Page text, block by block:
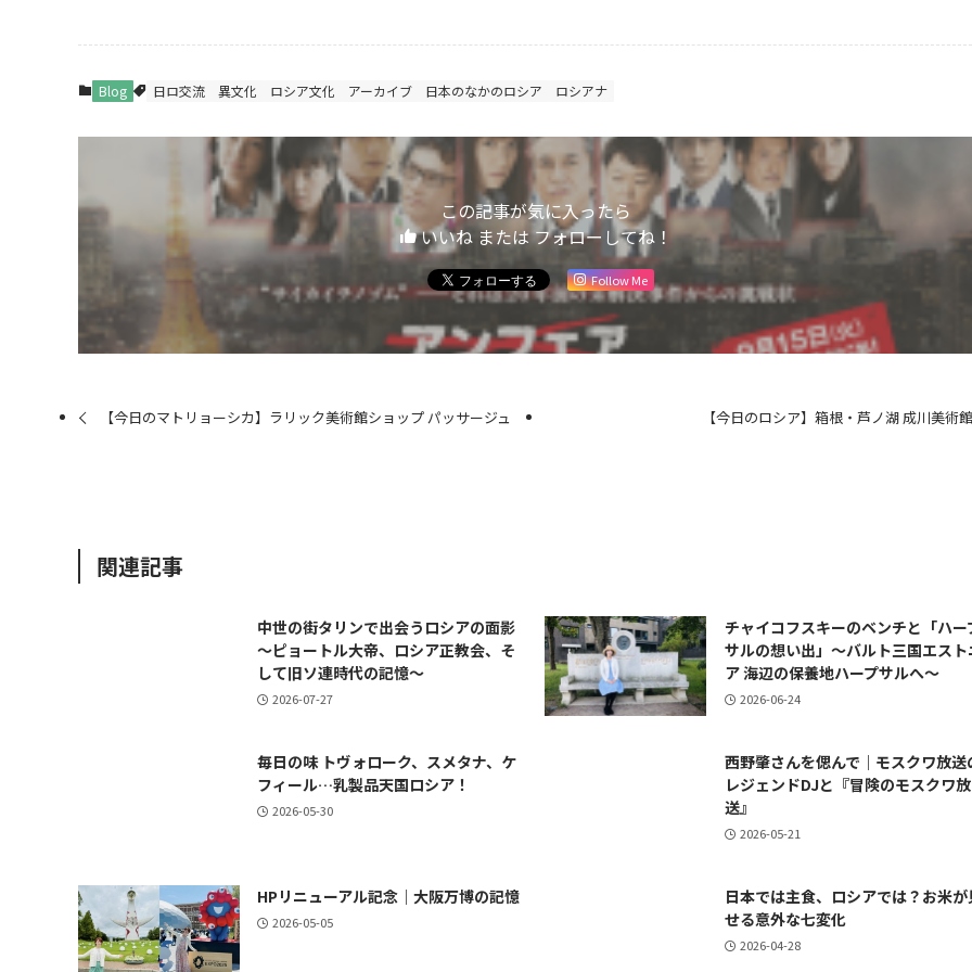
Blog 日ロ交流 異文化 ロシア文化 アーカイブ 日本のなかのロシア ロシアナ
この記事が気に入ったら
いいね または フォローしてね！
Follow Me
【今日のマトリョーシカ】ラリック美術館ショップ パッサージュ 【今日のロシア】箱根・芦ノ湖 成川美術館
関連記事
中世の街タリンで出会うロシアの面影
～ピョートル大帝、ロシア正教会、そ
して旧ソ連時代の記憶～
2026-07-27
チャイコフスキーのベンチと「ハー
サルの想い出」～バルト三国エスト
ア 海辺の保養地ハープサルへ～
2026-06-24
毎日の味 トヴォローク、スメタナ、ケ
フィール…乳製品天国ロシア！
2026-05-30
西野肇さんを偲んで｜モスクワ放送
レジェンドDJと『冒険のモスクワ放
送』
2026-05-21
HPリニューアル記念｜大阪万博の記憶
2026-05-05
日本では主食、ロシアでは？お米が
せる意外な七変化
2026-04-28